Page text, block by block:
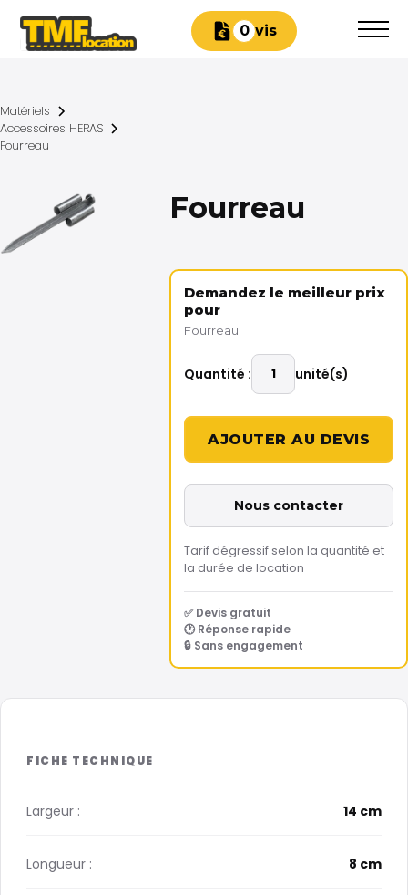
Devis
0
Matériels
Accessoires HERAS
Fourreau
Fourreau
Demandez le meilleur prix
pour
Fourreau
Quantité : unité(s)
Nous contacter
Tarif dégressif selon la quantité et
la durée de location
✅ Devis gratuit
🕐 Réponse rapide
🔒 Sans engagement
Largeur : 14 cm
Longueur : 8 cm